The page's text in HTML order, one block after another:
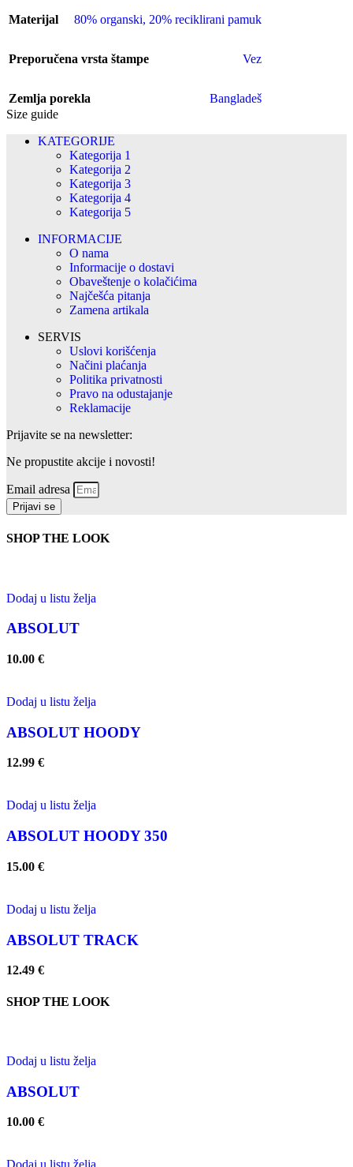
Materijal 80% organski, 20% reciklirani pamuk
Preporučena vrsta štampe Vez
Zemlja porekla
Bangladeš
Size guide
KATEGORIJE
Kategorija 1
Kategorija 2
Kategorija 3
Kategorija 4
Kategorija 5
INFORMACIJE
O nama
Informacije o dostavi
Obaveštenje o kolačićima
Najčešća pitanja
Zamena artikala
SERVIS
Uslovi korišćenja
Načini plaćanja
Politika privatnosti
Pravo na odustajanje
Reklamacije
Prijavite se na newsletter:
Ne propustite akcije i novosti!
Email adresa
Prijavi se
SHOP THE LOOK
Dodaj u listu želja
ABSOLUT
10.00 €
Dodaj u listu želja
ABSOLUT HOODY
12.99 €
Dodaj u listu želja
ABSOLUT HOODY 350
15.00 €
Dodaj u listu želja
ABSOLUT TRACK
12.49 €
SHOP THE LOOK
Dodaj u listu želja
ABSOLUT
10.00 €